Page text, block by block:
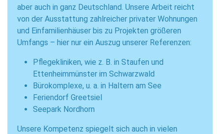
aber auch in ganz Deutschland. Unsere Arbeit reicht
von der Ausstattung zahlreicher privater Wohnungen
und Einfamilienhäuser bis zu Projekten größeren
Umfangs – hier nur ein Auszug unserer Referenzen:
Pflegekliniken, wie z. B. in Staufen und
Ettenheimmünster im Schwarzwald
Bürokomplexe, u. a. in Haltern am See
Feriendorf Greetsiel
Seepark Nordhorn
Unsere Kompetenz spiegelt sich auch in vielen